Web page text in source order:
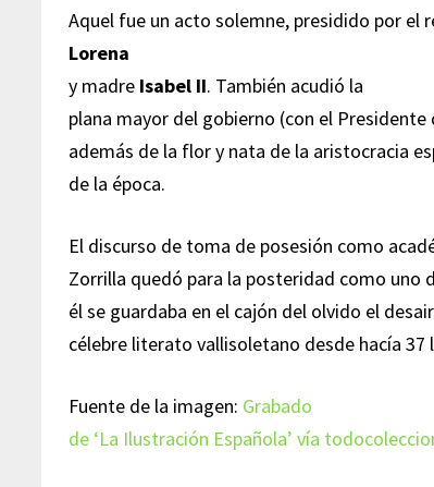
Aquel fue un acto solemne, presidido por el
Lorena
y madre Isabel II. También acudió la
plana mayor del gobierno (con el
además de la flor y nata de la aristocracia
de la época.
El discurso de toma de posesión como
Zorrilla quedó para la posteridad como uno
él se guardaba en el cajón del olvido el
célebre literato vallisoletano desde hacía 37
Fuente de la imagen: Grabado
de ‘La Ilustración Española’ vía